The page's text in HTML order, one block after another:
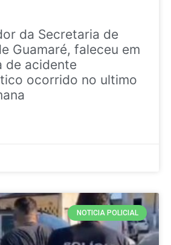
da Secretaria de
Guamaré, faleceu em
de acidente
ocorrido no ultimo
NOTICIA POLICIAL